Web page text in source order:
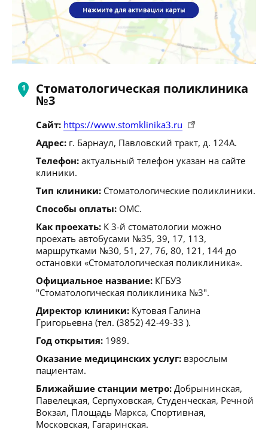
Стоматологическая поликлиника
№3
Сайт: https://www.stomklinika3.ru
Адрес: г. Барнаул, Павловский тракт, д. 124А.
Телефон: актуальный телефон указан на сайте
клиники.
Тип клиники: Стоматологические поликлиники.
Способы оплаты: ОМС.
Как проехать: К 3-й стоматологии можно
проехать автобусами №35, 39, 17, 113,
маршрутками №30, 51, 27, 76, 80, 121, 144 до
остановки «Стоматологическая поликлиника».
Официальное название: КГБУЗ
"Стоматологическая поликлиника №3".
Директор клиники: Кутовая Галина
Григорьевна (тел. (3852) 42-49-33 ).
Год открытия: 1989.
Оказание медицинских услуг: взрослым
пациентам.
Ближайшие станции метро: Добрынинская,
Павелецкая, Серпуховская, Студенческая, Речной
Вокзал, Площадь Маркса, Спортивная,
Московская, Гагаринская.